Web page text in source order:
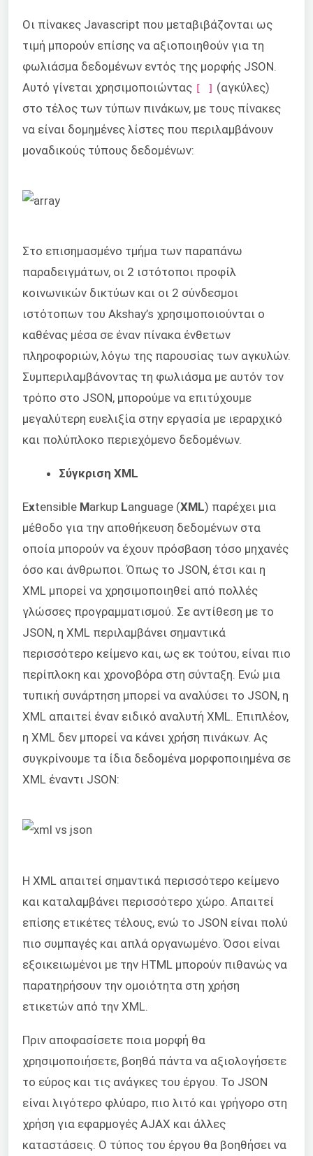
Οι πίνακες Javascript που μεταβιβάζονται ως
τιμή μπορούν επίσης να αξιοποιηθούν για τη
φωλιάσμα δεδομένων εντός της μορφής JSON.
Αυτό γίνεται χρησιμοποιώντας [ ] (αγκύλες)
στο τέλος των τύπων πινάκων, με τους πίνακες
να είναι δομημένες λίστες που περιλαμβάνουν
μοναδικούς τύπους δεδομένων:
Στο επισημασμένο τμήμα των παραπάνω
παραδειγμάτων, οι 2 ιστότοποι προφίλ
κοινωνικών δικτύων και οι 2 σύνδεσμοι
ιστότοπων του Akshay’s χρησιμοποιούνται ο
καθένας μέσα σε έναν πίνακα ένθετων
πληροφοριών, λόγω της παρουσίας των αγκυλών.
Συμπεριλαμβάνοντας τη φωλιάσμα με αυτόν τον
τρόπο στο JSON, μπορούμε να επιτύχουμε
μεγαλύτερη ευελιξία στην εργασία με ιεραρχικό
και πολύπλοκο περιεχόμενο δεδομένων.
Σύγκριση XML
Extensible Markup Language (XML) παρέχει μια
μέθοδο για την αποθήκευση δεδομένων στα
οποία μπορούν να έχουν πρόσβαση τόσο μηχανές
όσο και άνθρωποι. Όπως το JSON, έτσι και η
XML μπορεί να χρησιμοποιηθεί από πολλές
γλώσσες προγραμματισμού. Σε αντίθεση με το
JSON, η XML περιλαμβάνει σημαντικά
περισσότερο κείμενο και, ως εκ τούτου, είναι πιο
περίπλοκη και χρονοβόρα στη σύνταξη. Ενώ μια
τυπική συνάρτηση μπορεί να αναλύσει το JSON, η
XML απαιτεί έναν ειδικό αναλυτή XML. Επιπλέον,
η XML δεν μπορεί να κάνει χρήση πινάκων. Ας
συγκρίνουμε τα ίδια δεδομένα μορφοποιημένα σε
XML έναντι JSON:
Η XML απαιτεί σημαντικά περισσότερο κείμενο
και καταλαμβάνει περισσότερο χώρο. Απαιτεί
επίσης ετικέτες τέλους, ενώ το JSON είναι πολύ
πιο συμπαγές και απλά οργανωμένο. Όσοι είναι
εξοικειωμένοι με την HTML μπορούν πιθανώς να
παρατηρήσουν την ομοιότητα στη χρήση
ετικετών από την XML.
Πριν αποφασίσετε ποια μορφή θα
χρησιμοποιήσετε, βοηθά πάντα να αξιολογήσετε
το εύρος και τις ανάγκες του έργου. Το JSON
είναι λιγότερο φλύαρο, πιο λιτό και γρήγορο στη
χρήση για εφαρμογές AJAX και άλλες
καταστάσεις. Ο τύπος του έργου θα βοηθήσει να